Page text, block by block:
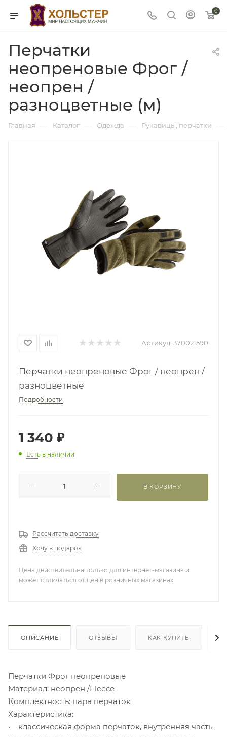
0
Перчатки
неопреновые Фрог /
неопрен /
разноцветные (м)
Главная — Каталог — Одежда — Рукавицы, перчатки —
Артикул: 370021590
Перчатки неопреновые Фрог / неопрен /
разноцветные
Подробности
1 340 ₽
Есть в наличии
В КОРЗИНУ
Рассчитать доставку
Хочу в подарок
Цена действительна только для интернет-магазина и
может отличаться от цен в розничных магазинах
ОПИСАНИЕ ОТЗЫВЫ КАК КУПИТЬ
Перчатки Фрог неопреновые
Материал: неопрен /Fleece
Комплектность: пара перчаток
Характеристика:
• классическая форма перчаток, внутренняя часть